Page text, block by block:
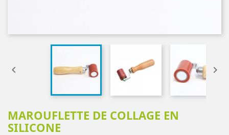
 
MAROUFLETTE DE COLLAGE EN
SILICONE